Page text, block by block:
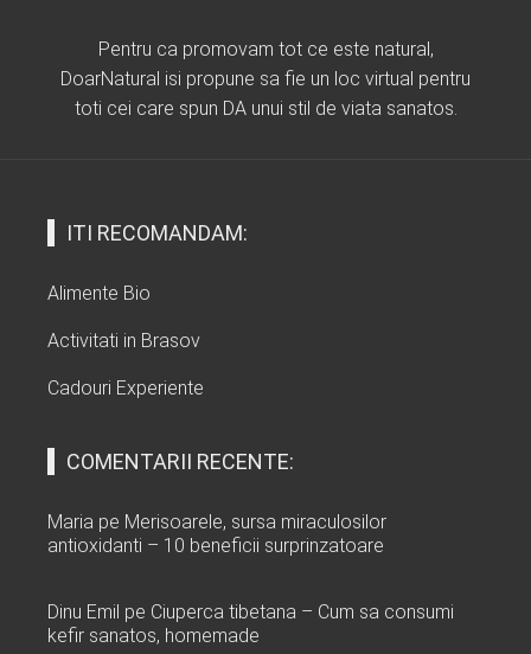
Pentru ca promovam tot ce este natural,
DoarNatural isi propune sa fie un loc virtual pentru
toti cei care spun DA unui stil de viata sanatos.
ITI RECOMANDAM:
Alimente Bio
Activitati in Brasov
Cadouri Experiente
COMENTARII RECENTE:
Maria pe Merisoarele, sursa miraculosilor
antioxidanti – 10 beneficii surprinzatoare
Dinu Emil pe Ciuperca tibetana – Cum sa consumi
kefir sanatos, homemade